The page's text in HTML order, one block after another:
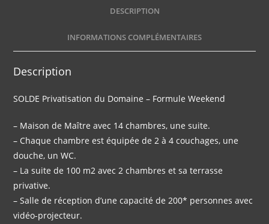
DESCRIPTION
INFORMATIONS COMPLÉMENTAIRES
Description
SOLDE Privatisation du Domaine – Formule Weekend
– Maison de Maître avec 14 chambres, une suite.
– Chaque chambre est équipée de 2 à 4 couchages, une
douche, un WC.
– La suite de 100 m2 avec 2 chambres et sa terrasse
privative.
– Salle de réception d’une capacité de 200* personnes avec
vidéo-projecteur.